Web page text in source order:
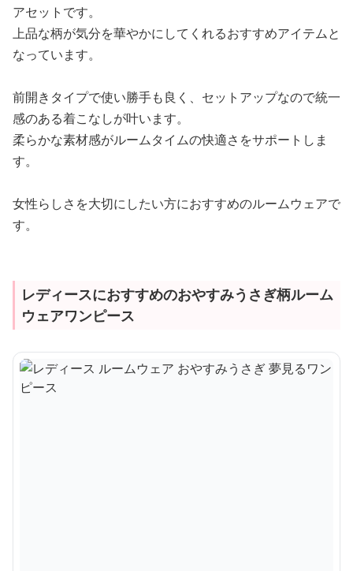
アセットです。
上品な柄が気分を華やかにしてくれるおすすめアイテムと
なっています。
前開きタイプで使い勝手も良く、セットアップなので統一
感のある着こなしが叶います。
柔らかな素材感がルームタイムの快適さをサポートしま
す。
女性らしさを大切にしたい方におすすめのルームウェアで
す。
レディースにおすすめのおやすみうさぎ柄ルーム
ウェアワンピース